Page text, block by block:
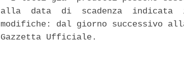
alla  data  di  scadenza  indicata
modifiche: dal giorno successivo
Gazzetta Ufficiale.